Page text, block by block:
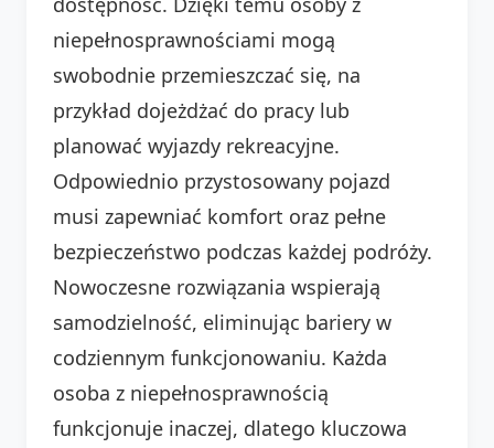
niepełnosprawnościami mogą
swobodnie przemieszczać się, na
przykład dojeżdżać do pracy lub
planować wyjazdy rekreacyjne.
Odpowiednio przystosowany pojazd
musi zapewniać komfort oraz pełne
bezpieczeństwo podczas każdej podróży.
Nowoczesne rozwiązania wspierają
samodzielność, eliminując bariery w
codziennym funkcjonowaniu. Każda
osoba z niepełnosprawnością
funkcjonuje inaczej, dlatego kluczowa